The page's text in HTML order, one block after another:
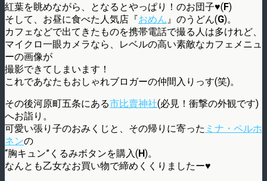
紅葉を眺めながら、となるとやっぱり！のお団子♥(F)
そして、お昼に食べた人気店『おめん 』のうどん(G)。
カフェなどで出てきたものを携帯電話で撮る人は多けれど、
マイクロ一眼カメラなら、レベルの高い素敵なカフェメニュ
ーの画像が
撮影できてしまいます！
これであなたもおしゃれブロガーの仲間入りっす(笑)。
その後河原町五条にある市比賣神社(必見！衝撃の外観です)
へお詣り。
可愛い張り子のおみくじと、その帰りに寄った ミナ・ペルホ
ネンの
“胸キュン”くるみボタンを購入(H)。
なんとも乙女なお買い物で締めくくりましたー♥